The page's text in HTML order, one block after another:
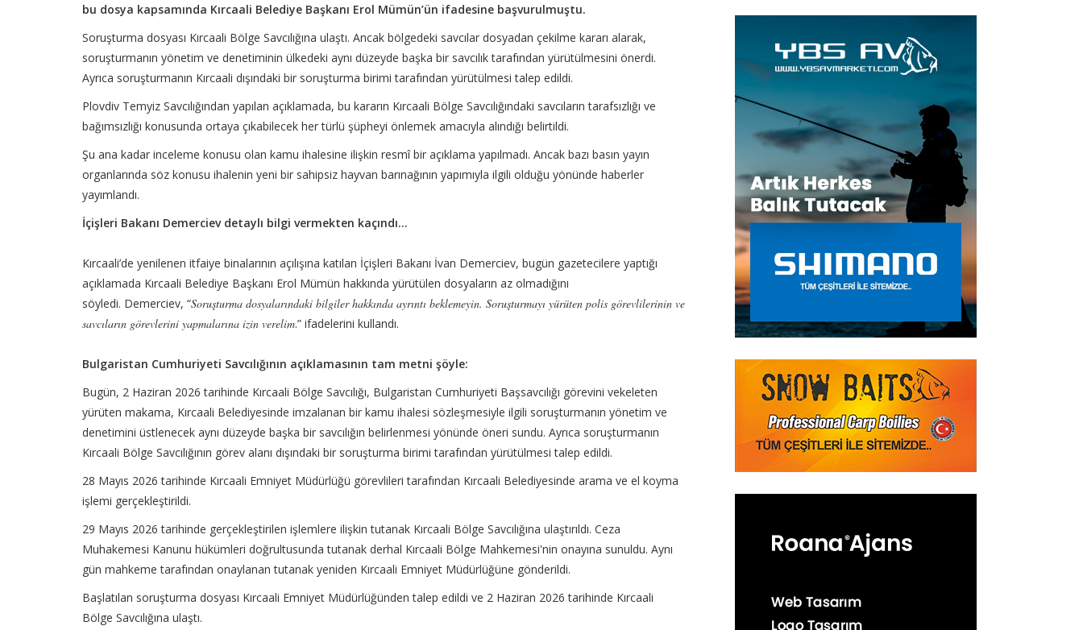
bu dosya kapsamında Kırcaali Belediye Başkanı Erol Mümün’ün ifadesine başvurulmuştu.
Soruşturma dosyası Kırcaali Bölge Savcılığına ulaştı. Ancak bölgedeki savcılar dosyadan çekilme kararı alarak,
soruşturmanın yönetim ve denetiminin ülkedeki aynı düzeyde başka bir savcılık tarafından yürütülmesini önerdi.
Ayrıca soruşturmanın Kırcaali dışındaki bir soruşturma birimi tarafından yürütülmesi talep edildi.
Plovdiv Temyiz Savcılığından yapılan açıklamada, bu kararın Kırcaali Bölge Savcılığındaki savcıların tarafsızlığı ve
bağımsızlığı konusunda ortaya çıkabilecek her türlü şüpheyi önlemek amacıyla alındığı belirtildi.
Şu ana kadar inceleme konusu olan kamu ihalesine ilişkin resmî bir açıklama yapılmadı. Ancak bazı basın yayın
organlarında söz konusu ihalenin yeni bir sahipsiz hayvan barınağının yapımıyla ilgili olduğu yönünde haberler
yayımlandı.
İçişleri Bakanı Demerciev detaylı bilgi vermekten kaçındı...
Kırcaali’de yenilenen itfaiye binalarının açılışına katılan İçişleri Bakanı İvan Demerciev, bugün gazetecilere yaptığı
açıklamada Kırcaali Belediye Başkanı Erol Mümün hakkında yürütülen dosyaların az olmadığını
söyledi. Demerciev, “Soruşturma dosyalarındaki bilgiler hakkında ayrıntı beklemeyin. Soruşturmayı yürüten polis görevlilerinin ve
savcıların görevlerini yapmalarına izin verelim.” ifadelerini kullandı.
Bulgaristan Cumhuriyeti Savcılığının açıklamasının tam metni şöyle:
Bugün, 2 Haziran 2026 tarihinde Kırcaali Bölge Savcılığı, Bulgaristan Cumhuriyeti Başsavcılığı görevini vekeleten
yürüten makama, Kırcaali Belediyesinde imzalanan bir kamu ihalesi sözleşmesiyle ilgili soruşturmanın yönetim ve
denetimini üstlenecek aynı düzeyde başka bir savcılığın belirlenmesi yönünde öneri sundu. Ayrıca soruşturmanın
Kırcaali Bölge Savcılığının görev alanı dışındaki bir soruşturma birimi tarafından yürütülmesi talep edildi.
28 Mayıs 2026 tarihinde Kırcaali Emniyet Müdürlüğü görevlileri tarafından Kırcaali Belediyesinde arama ve el koyma
işlemi gerçekleştirildi.
29 Mayıs 2026 tarihinde gerçekleştirilen işlemlere ilişkin tutanak Kırcaali Bölge Savcılığına ulaştırıldı. Ceza
Muhakemesi Kanunu hükümleri doğrultusunda tutanak derhal Kırcaali Bölge Mahkemesi'nin onayına sunuldu. Aynı
gün mahkeme tarafından onaylanan tutanak yeniden Kırcaali Emniyet Müdürlüğüne gönderildi.
Başlatılan soruşturma dosyası Kırcaali Emniyet Müdürlüğünden talep edildi ve 2 Haziran 2026 tarihinde Kırcaali
Bölge Savcılığına ulaştı.